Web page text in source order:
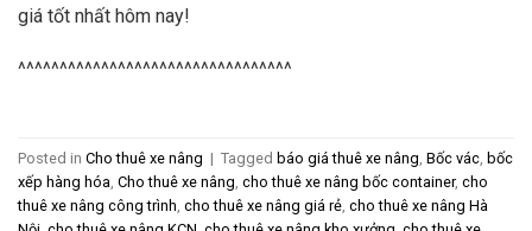
giá tốt nhất hôm nay!
^^^^^^^^^^^^^^^^^^^^^^^^^^^^^^^^^
Posted in Cho thuê xe nâng | Tagged báo giá thuê xe nâng Bốc vác bốc
xếp hàng hóa Cho thuê xe nâng cho thuê xe nâng bốc container, cho
thuê xe nâng công trình cho thuê xe nâng giá rẻ cho thuê xe nâng Hà